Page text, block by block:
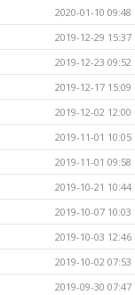
2020-01-10 09:48
2019-12-29 15:37
2019-12-23 09:52
2019-12-17 15:09
2019-12-02 12:00
2019-11-01 10:05
2019-11-01 09:58
2019-10-21 10:44
2019-10-07 10:03
2019-10-03 12:46
2019-10-02 07:53
2019-09-30 07:47